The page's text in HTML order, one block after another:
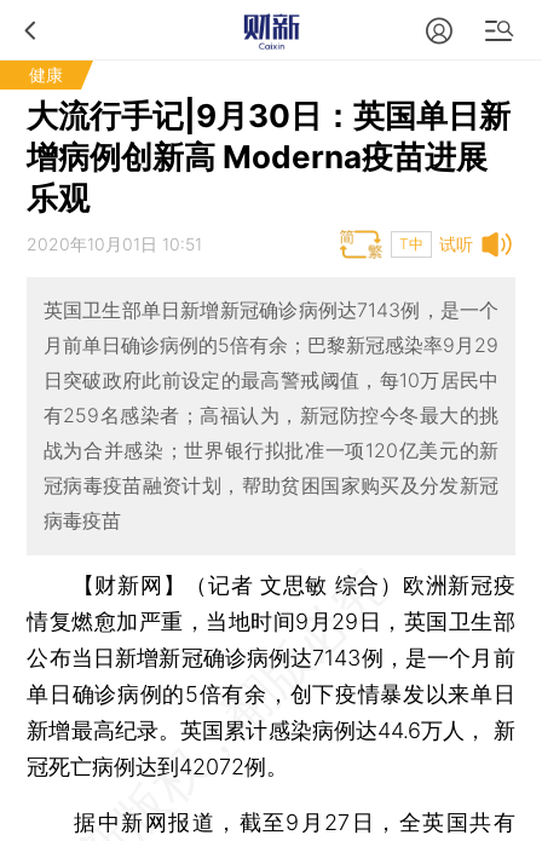
健康
大流行手记|9月30日：英国单日新
增病例创新高 Moderna疫苗进展
乐观
试听
2020年10月01日 10:51 T中
英国卫生部单日新增新冠确诊病例达7143例，是一个
月前单日确诊病例的5倍有余；巴黎新冠感染率9月29
日突破政府此前设定的最高警戒阈值，每10万居民中
有259名感染者；高福认为，新冠防控今冬最大的挑
战为合并感染；世界银行拟批准一项120亿美元的新
冠病毒疫苗融资计划，帮助贫困国家购买及分发新冠
病毒疫苗
【财新网】（记者 文思敏 综合） 欧洲新冠疫
情复燃愈加严重，当地时间9月29日，英国卫生部
公布当日新增新冠确诊病例达7143例，是一个月前
单日确诊病例的5倍有余，创下疫情暴发以来单日
新增最高纪录。英国累计感染病例达44.6万人， 新
冠死亡病例达到42072例。
据中新网报道，截至9月27日，全英国共有